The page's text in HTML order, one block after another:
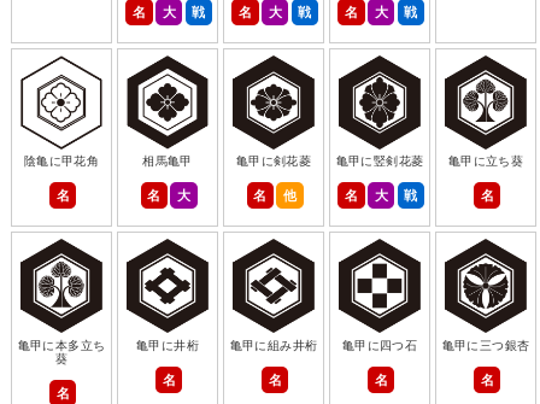
名 大 戦 名 大 戦 名 大 戦
陰亀に甲花角
名
相馬亀甲
名 大
亀甲に剣花菱
名 他
亀甲に竪剣花菱
名 大 戦
亀甲に立ち葵
名
亀甲に本多立ち
葵
名
亀甲に井桁
名
亀甲に組み井桁
名
亀甲に四つ石
名
亀甲に三つ銀杏
名